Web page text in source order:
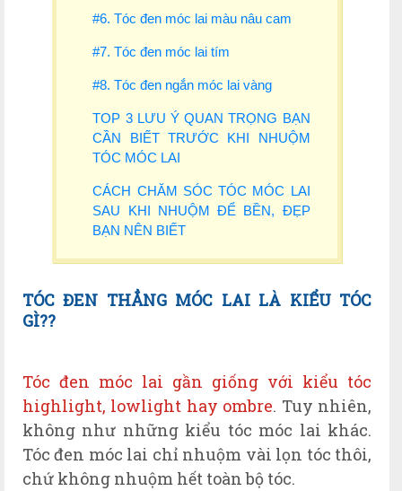
#6. Tóc đen móc lai màu nâu cam
#7. Tóc đen móc lai tím
#8. Tóc đen ngắn móc lai vàng
TOP 3 LƯU Ý QUAN TRỌNG BẠN
CẦN BIẾT TRƯỚC KHI NHUỘM
TÓC MÓC LAI
CÁCH CHĂM SÓC TÓC MÓC LAI
SAU KHI NHUỘM ĐỂ BỀN, ĐẸP
BẠN NÊN BIẾT
TÓC ĐEN THẲNG MÓC LAI LÀ KIỂU TÓC
GÌ??
Tóc đen móc lai gần giống với kiểu tóc
highlight, lowlight hay ombre. Tuy nhiên,
không như những kiểu tóc móc lai khác.
Tóc đen móc lai chỉ nhuộm vài lọn tóc thôi,
chứ không nhuộm hết toàn bộ tóc.